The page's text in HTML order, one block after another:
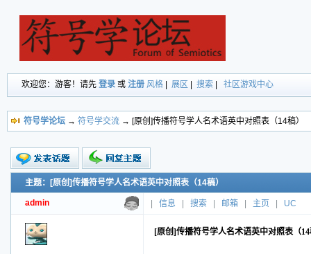
欢迎您：游客！请先 登录 或 注册 风格 展区 搜索 社区游戏中心
符号学论坛 → 符号学交流 → [原创]传播符号学人名术语英中对照表（14稿）
新的主题
投票帖
交易帖
小字报
主题：[原创]传播符号学人名术语英中对照表（14稿）
admin 信息 搜索 邮箱 主页 UC
[原创]传播符号学人名术语英中对照表（